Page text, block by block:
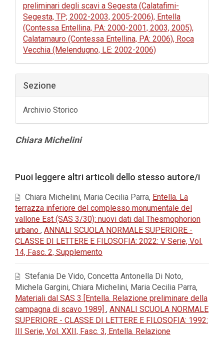
preliminari degli scavi a Segesta (Calatafimi-
Segesta, TP; 2002-2003, 2005-2006), Entella
(Contessa Entellina, PA: 2000-2001, 2003, 2005),
Calatamauro (Contessa Entellina, PA: 2006), Roca
Vecchia (Melendugno, LE: 2002-2006)
Sezione
Archivio Storico
Contenuto
Chiara Michelini
dell'articolo
Puoi leggere altri articoli dello stesso autore/i
Chiara Michelini, Maria Cecilia Parra, Entella. La
terrazza inferiore del complesso monumentale del
vallone Est (SAS 3/30): nuovi dati dal Thesmophorion
urbano , ANNALI SCUOLA NORMALE SUPERIORE -
CLASSE DI LETTERE E FILOSOFIA: 2022: V Serie, Vol.
14, Fasc. 2, Supplemento
Stefania De Vido, Concetta Antonella Di Noto,
Michela Gargini, Chiara Michelini, Maria Cecilia Parra,
Materiali dal SAS 3 [Entella. Relazione preliminare della
campagna di scavo 1989] , ANNALI SCUOLA NORMALE
SUPERIORE - CLASSE DI LETTERE E FILOSOFIA: 1992:
III Serie, Vol. XXII, Fasc. 3, Entella. Relazione